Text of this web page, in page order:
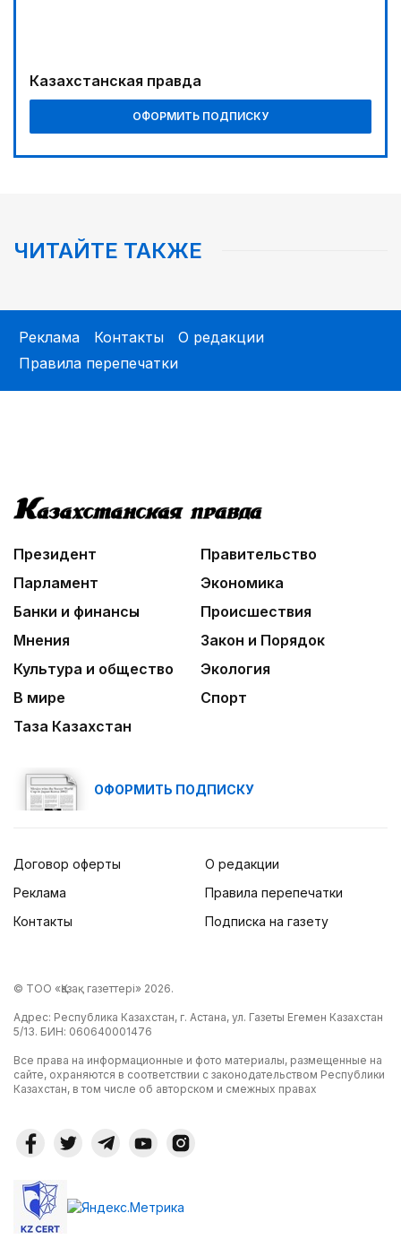
Казахстанская правда
ОФОРМИТЬ ПОДПИСКУ
ЧИТАЙТЕ ТАКЖЕ
Реклама Контакты
О редакции
Правила перепечатки
Президент
Правительство
Парламент
Экономика
Банки и финансы
Происшествия
Мнения
Закон и Порядок
Культура и общество
Экология
В мире
Спорт
Таза Казахстан
ОФОРМИТЬ ПОДПИСКУ
Договор оферты
Реклама
Контакты
О редакции
Правила перепечатки
Подписка на газету
© ТОО «Қазақ газеттері» 2026.
Адрес: Республика Казахстан, г. Астана, ул. Газеты Егемен Казахстан
5/13. БИН: 060640001476
Все права на информационные и фото материалы, размещенные на
сайте, охраняются в соответствии с законодательством Республики
Казахстан, в том числе об авторском и смежных правах